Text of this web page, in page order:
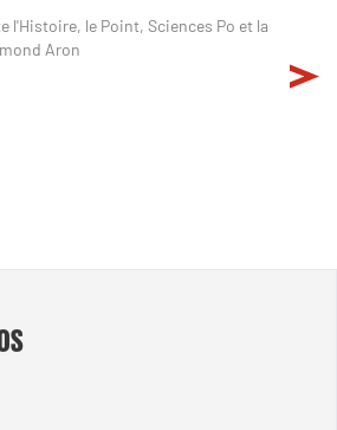
l'Histoire, le Point, Sciences Po et la
Aron